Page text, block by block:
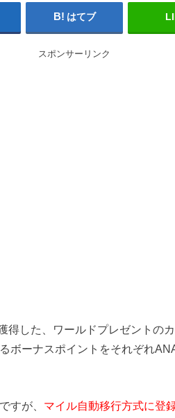
はてブ
スポンサーリンク
得した、ワールドプレゼントの
ボーナスポイントをそれぞれ
すが、 マイル自動移行方式に登